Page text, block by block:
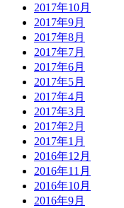
2017年10月
2017年9月
2017年8月
2017年7月
2017年6月
2017年5月
2017年4月
2017年3月
2017年2月
2017年1月
2016年12月
2016年11月
2016年10月
2016年9月